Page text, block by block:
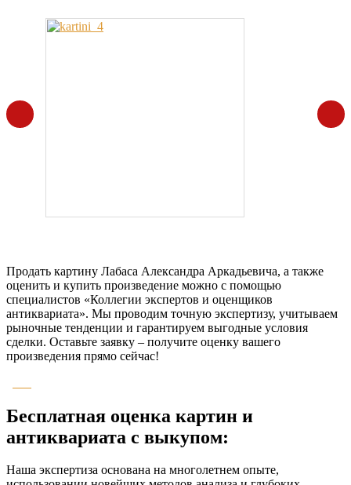
Продать картину Лабаса Александра Аркадьевича, а также
оценить и купить произведение можно с помощью
специалистов «Коллегии экспертов и оценщиков
антиквариата». Мы проводим точную экспертизу, учитываем
рыночные тенденции и гарантируем выгодные условия
сделки. Оставьте заявку – получите оценку вашего
произведения прямо сейчас!
Бесплатная оценка картин и
антиквариата с выкупом:
Наша экспертиза основана на многолетнем опыте,